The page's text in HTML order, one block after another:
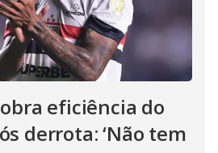
eficiência do
derrota: ‘Não tem